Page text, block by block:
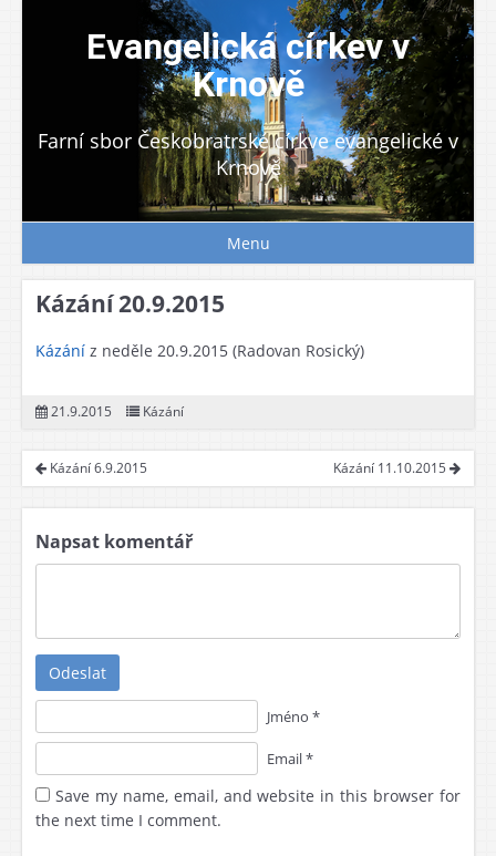
Evangelická církev v
Krnově
Farní sbor Českobratrské církve evangelické v
Krnově
Menu
Kázání 20.9.2015
Kázání z neděle 20.9.2015 (Radovan Rosický)
21.9.2015 Kázání
Kázání 6.9.2015 Kázání 11.10.2015
Napsat komentář
Odeslat
Jméno *
Email *
Save my name, email, and website in this browser for
the next time I comment.